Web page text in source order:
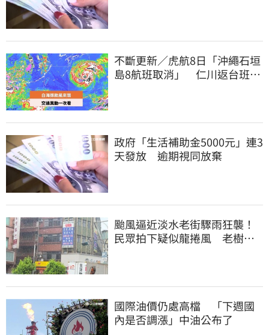
不斷更新／虎航8日「沖繩石垣
島8航班取消」 仁川返台班機
政府「生活補助金5000元」連3
天發放 逾期視同放棄
颱風逼近淡水老街驟雨狂襲！
民眾拍下疑似龍捲風 老樹遭
國際油價仍處高檔 「下週國
內是否調漲」中油公布了